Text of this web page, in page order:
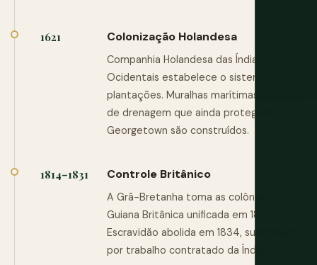
1621 Colonização Holandesa
Companhia Holandesa das Índias
Ocidentais estabelece o sistema de
plantações. Muralhas marítimas e canais
de drenagem que ainda protegem
Georgetown são construídos.
1814–1831 Controle Britânico
A Grã-Bretanha toma as colônias.
Guiana Britânica unificada em 1831.
Escravidão abolida em 1834, substituída
por trabalho contratado da Índia.